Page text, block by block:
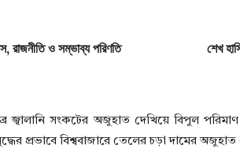
রাজনীতি ও সম্ভাব্য পরিণতি শেখ
তীব্র জ্বালানি সংকটের অজুহাত দেখিয়ে বিপুল
প্রভাবে বিশ্ববাজারে তেলের চড়া দামের